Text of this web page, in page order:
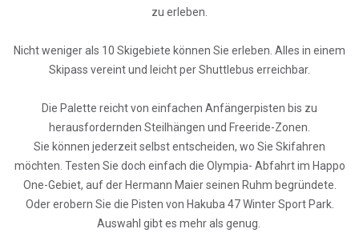
zu erleben.
Nicht weniger als 10 Skigebiete können Sie erleben. Alles in einem
Skipass vereint und leicht per Shuttlebus erreichbar.
Die Palette reicht von einfachen Anfängerpisten bis zu
herausfordernden Steilhängen und Freeride-Zonen.
Sie können jederzeit selbst entscheiden, wo Sie Skifahren
möchten. Testen Sie doch einfach die Olympia- Abfahrt im Happo
One-Gebiet, auf der Hermann Maier seinen Ruhm begründete.
Oder erobern Sie die Pisten von Hakuba 47 Winter Sport Park.
Auswahl gibt es mehr als genug.